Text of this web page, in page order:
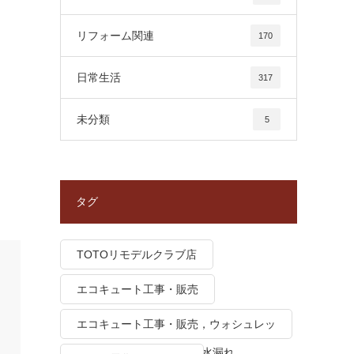
リフォーム関連 170
日常生活 317
未分類 5
タグ
TOTOリモデルクラブ店
エコキュート工事・販売
エコキュート工事・販売，ウォシュレッ